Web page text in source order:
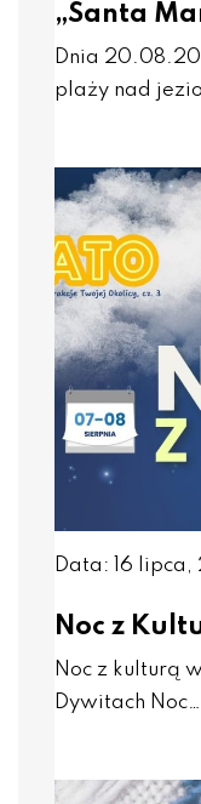
„Santa
Dnia
plaży nad
Data: 16 lipca,
Noc z
Noc z kulturą
Dywitach Noc…